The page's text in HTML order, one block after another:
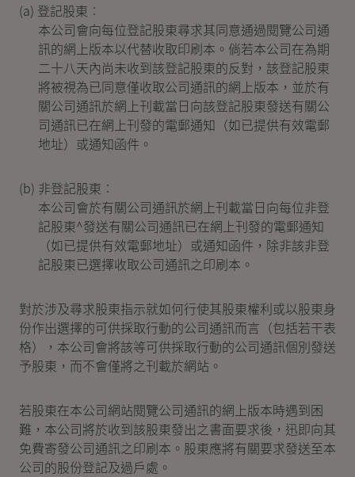
聯絡我們 網頁連結
(a) 登記股東︰
本公司會向每位登記股東尋求其同意通過閱覽公司通
訊的網上版本以代替收取印刷本。倘若本公司在為期
二十八天內尚未收到該登記股東的反對，該登記股東
將被視為已同意僅收取公司通訊的網上版本，並於有
關公司通訊於網上刊載當日向該登記股東發送有關公
司通訊已在網上刊發的電郵通知（如已提供有效電郵
地址）或通知函件。
(b) 非登記股東︰
本公司會於有關公司通訊於網上刊載當日向每位非登
記股東^發送有關公司通訊已在網上刊發的電郵通知
（如已提供有效電郵地址）或通知函件，除非該非登
記股東已選擇收取公司通訊之印刷本。
對於涉及尋求股東指示就如何行使其股東權利或以股東身
份作出選擇的可供採取行動的公司通訊而言（包括若干表
格），本公司會將該等可供採取行動的公司通訊個別發送
予股東，而不會僅將之刊載於網站。
若股東在本公司網站閱覽公司通訊的網上版本時遇到困
難，本公司將於收到該股東發出之書面要求後，迅即向其
免費寄發公司通訊之印刷本。股東應將有關要求發送至本
公司的股份登記及過戶處。